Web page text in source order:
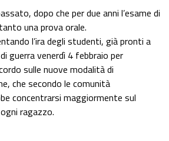
dopo che per due anni l’esame di
una prova orale.
l’ira degli studenti, già pronti a
guerra venerdì 4 febbraio per
sulle nuove modalità di
che secondo le comunità
concentrarsi maggiormente sul
ragazzo.